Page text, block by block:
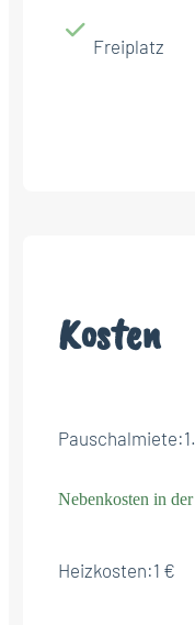
Freiplatz
Kosten
Pauschalmiete:
Nebenkosten in
Heizkosten:1 €